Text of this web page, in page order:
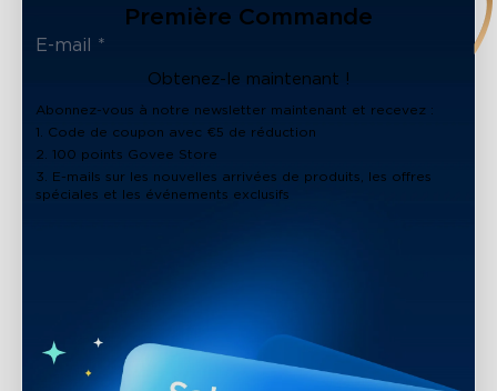
Première Commande
Obtenez-le maintenant !
Abonnez-vous à notre newsletter maintenant et recevez :
1. Code de coupon avec €5 de réduction
2. 100 points Govee Store
3. E-mails sur les nouvelles arrivées de produits, les offres
spéciales et les événements exclusifs